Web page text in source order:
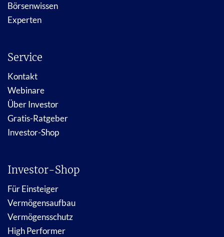
Börsenwissen
Experten
Service
Kontakt
Webinare
Über Investor
Gratis-Ratgeber
Investor-Shop
Investor-Shop
Für Einsteiger
Vermögensaufbau
Vermögensschutz
High Performer